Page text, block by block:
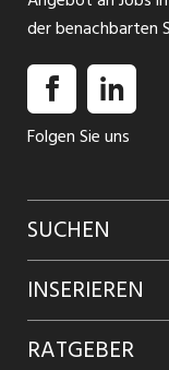
der benachbarten
Folgen Sie uns
SUCHEN
Jobs suchen
Jobabo
INSERIEREN
Kundenlogin
RATGEBER